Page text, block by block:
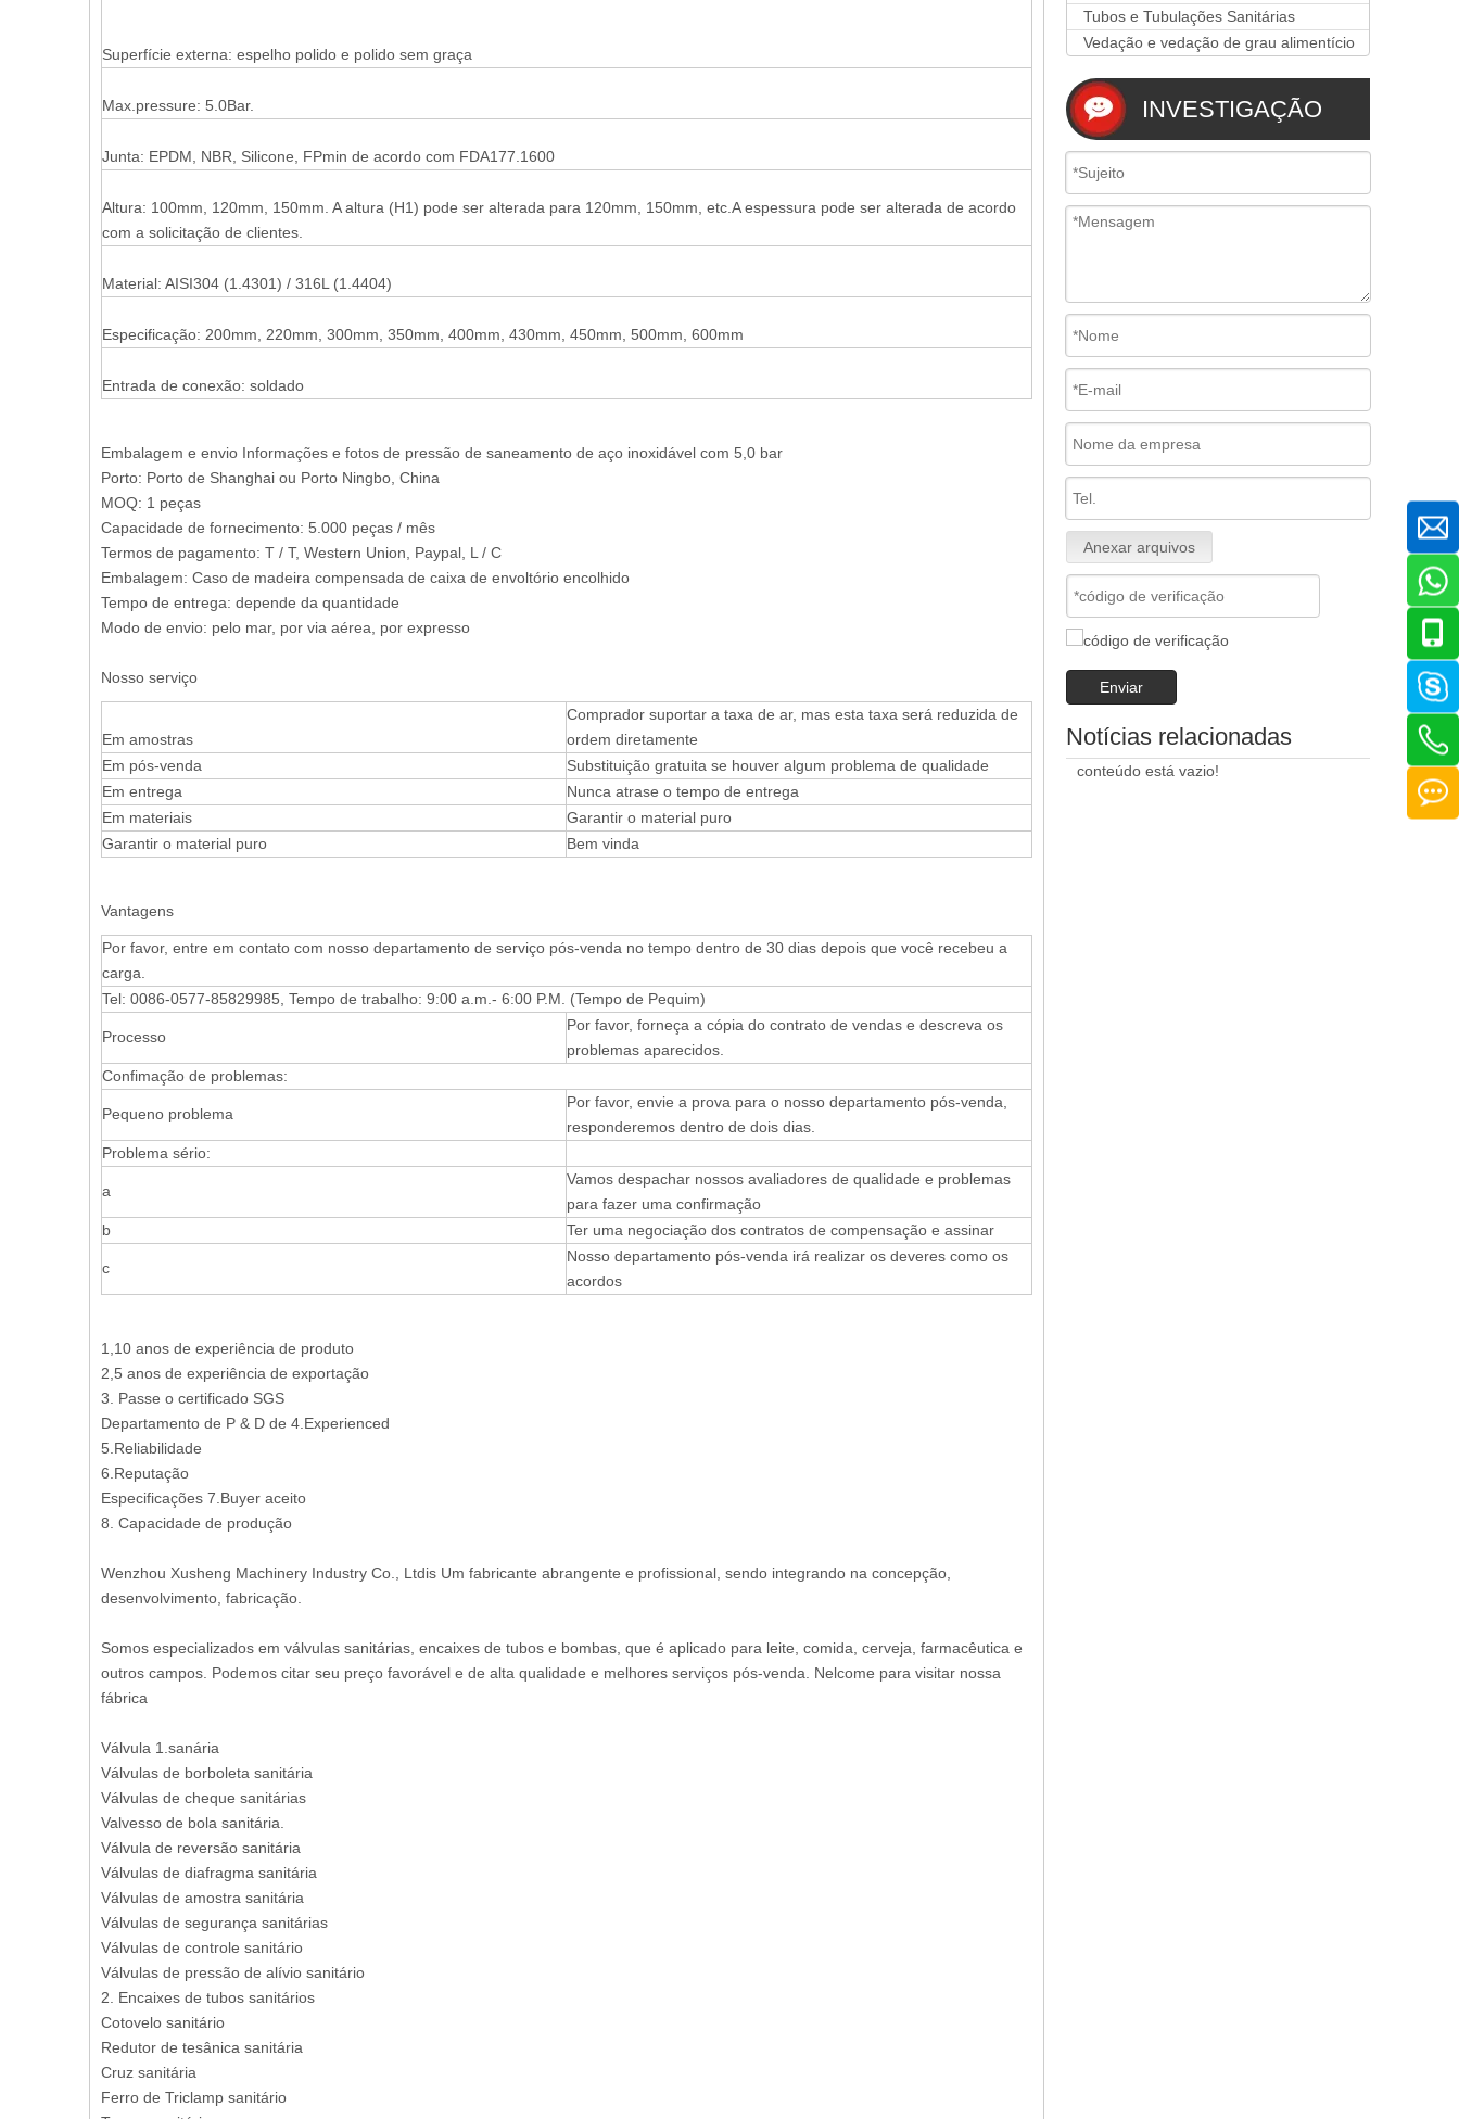
Superfície externa: espelho polido e polido sem graça
Max.pressure: 5.0Bar.
Junta: EPDM, NBR, Silicone, FPmin de acordo com FDA177.1600
Altura: 100mm, 120mm, 150mm. A altura (H1) pode ser alterada para 120mm, 150mm, etc.A espessura pode ser alterada de acordo
com a solicitação de clientes.
Material: AISI304 (1.4301) / 316L (1.4404)
Especificação: 200mm, 220mm, 300mm, 350mm, 400mm, 430mm, 450mm, 500mm, 600mm
Entrada de conexão: soldado
Embalagem e envio Informações e fotos de pressão de saneamento de aço inoxidável com 5,0 bar
Porto: Porto de Shanghai ou Porto Ningbo, China
MOQ: 1 peças
Capacidade de fornecimento: 5.000 peças / mês
Termos de pagamento: T / T, Western Union, Paypal, L / C
Embalagem: Caso de madeira compensada de caixa de envoltório encolhido
Tempo de entrega: depende da quantidade
Modo de envio: pelo mar, por via aérea, por expresso
Nosso serviço
Em amostras
Comprador suportar a taxa de ar, mas esta taxa será reduzida de
ordem diretamente
Em pós-venda
Substituição gratuita se houver algum problema de qualidade
Em entrega
Nunca atrase o tempo de entrega
Em materiais
Garantir o material puro
Garantir o material puro
Bem vinda
Vantagens
Por favor, entre em contato com nosso departamento de serviço pós-venda no tempo dentro de 30 dias depois que você recebeu a
carga.
Tel: 0086-0577-85829985, Tempo de trabalho: 9:00 a.m.- 6:00 P.M. (Tempo de Pequim)
Processo
Por favor, forneça a cópia do contrato de vendas e descreva os
problemas aparecidos.
Confimação de problemas:
Pequeno problema
Por favor, envie a prova para o nosso departamento pós-venda,
responderemos dentro de dois dias.
Problema sério:
a
Vamos despachar nossos avaliadores de qualidade e problemas
para fazer uma confirmação
b
Ter uma negociação dos contratos de compensação e assinar
c
Nosso departamento pós-venda irá realizar os deveres como os
acordos
1,10 anos de experiência de produto
2,5 anos de experiência de exportação
3. Passe o certificado SGS
Departamento de P & D de 4.Experienced
5.Reliabilidade
6.Reputação
Especificações 7.Buyer aceito
8. Capacidade de produção
Wenzhou Xusheng Machinery Industry Co., Ltdis Um fabricante abrangente e profissional, sendo integrando na concepção,
desenvolvimento, fabricação.
Somos especializados em válvulas sanitárias, encaixes de tubos e bombas, que é aplicado para leite, comida, cerveja, farmacêutica e
outros campos. Podemos citar seu preço favorável e de alta qualidade e melhores serviços pós-venda. Nelcome para visitar nossa
fábrica
Válvula 1.sanária
Válvulas de borboleta sanitária
Válvulas de cheque sanitárias
Valvesso de bola sanitária.
Válvula de reversão sanitária
Válvulas de diafragma sanitária
Válvulas de amostra sanitária
Válvulas de segurança sanitárias
Válvulas de controle sanitário
Válvulas de pressão de alívio sanitário
2. Encaixes de tubos sanitários
Cotovelo sanitário
Redutor de tesânica sanitária
Cruz sanitária
Ferro de Triclamp sanitário
Tubos e Tubulações Sanitárias
Vedação e vedação de grau alimentício
INVESTIGAÇÃO
Anexar arquivos
Enviar
Notícias relacionadas
conteúdo está vazio!